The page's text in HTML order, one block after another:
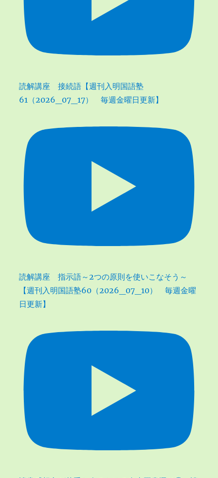
読解講座 接続語【週刊入明国語塾
61（2026_07_17） 毎週金曜日更新】
読解講座 指示語～2つの原則を使いこなそう～
【週刊入明国語塾60（2026_07_10） 毎週金曜
日更新】